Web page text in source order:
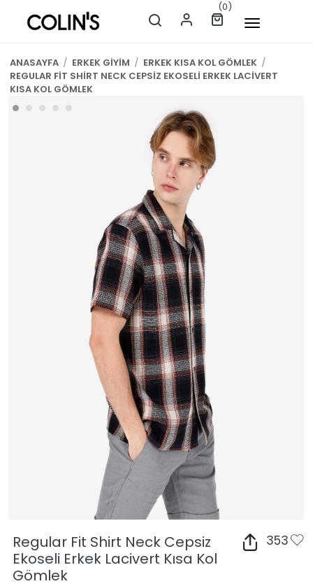
(0)
ANASAYFA / ERKEK GİYİM / ERKEK KISA KOL GÖMLEK /
REGULAR FİT SHİRT NECK CEPSİZ EKOSELİ ERKEK LACİVERT
KISA KOL GÖMLEK
Regular Fit Shirt Neck Cepsiz
Ekoseli Erkek Lacivert Kısa Kol
Gömlek
353